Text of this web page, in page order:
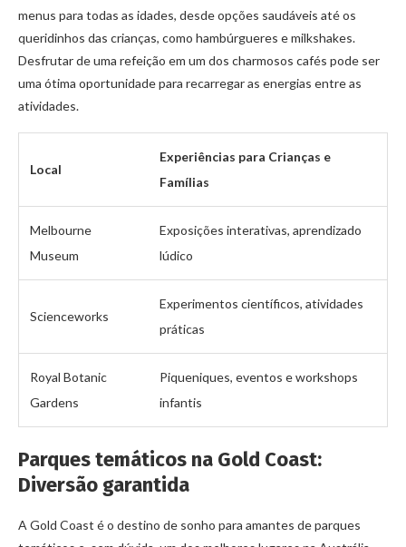
menus para todas as idades, desde opções saudáveis até os
queridinhos das crianças, como hambúrgueres e milkshakes.
Desfrutar de uma refeição em um dos charmosos cafés pode ser
uma ótima oportunidade para recarregar as energias entre as
atividades.
Local
Experiências para Crianças e
Famílias
Melbourne
Museum
Exposições interativas, aprendizado
lúdico
Scienceworks
Experimentos científicos, atividades
práticas
Royal Botanic
Gardens
Piqueniques, eventos e workshops
infantis
Parques temáticos na Gold Coast:
Diversão garantida
A Gold Coast é o destino de sonho para amantes de parques